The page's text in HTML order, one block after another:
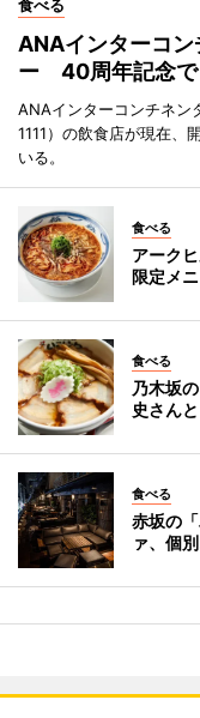
食べる
ANAインターコ
ー 40周年記念で
ANAインターコンチネン
1111）の飲食店が現在、
いる。
食べる
アーク
限定メ
食べる
乃木坂
史さん
食べる
赤坂の
ァ、個